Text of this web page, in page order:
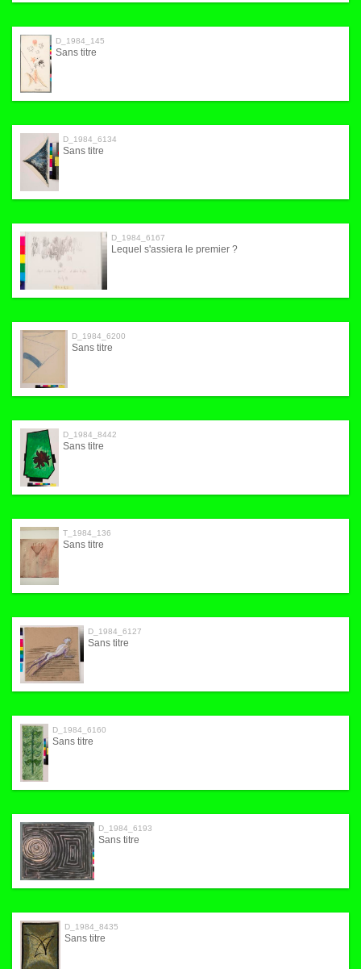
D_1984_145
Sans titre
D_1984_6134
Sans titre
D_1984_6167
Lequel s'assiera le premier ?
D_1984_6200
Sans titre
D_1984_8442
Sans titre
T_1984_136
Sans titre
D_1984_6127
Sans titre
D_1984_6160
Sans titre
D_1984_6193
Sans titre
D_1984_8435
Sans titre